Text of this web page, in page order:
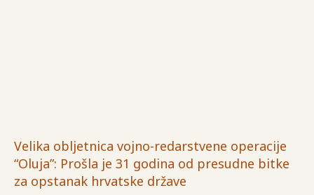
Velika obljetnica vojno-redarstvene operacije
“Oluja”: Prošla je 31 godina od presudne bitke
za opstanak hrvatske države